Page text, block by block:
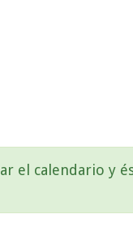
el calendario y